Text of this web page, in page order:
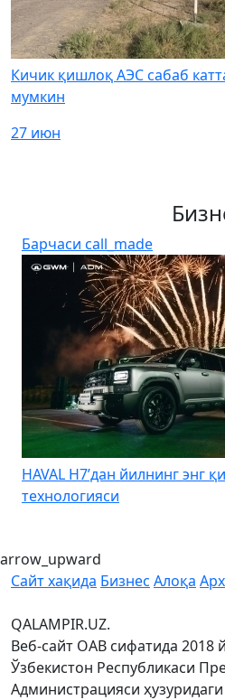
Кичик қишлоқ АЭС сабаб
мумкин
27 июн
Барчаси call_made
HAVAL H7’дан йилнинг энг
технологияси
arrow_upward
Сайт хақида Бизнес Алоқа
QALAMPIR.UZ.
Веб-сайт ОАВ сифатида 2018
Ўзбекистон Республикаси
Администрацияси